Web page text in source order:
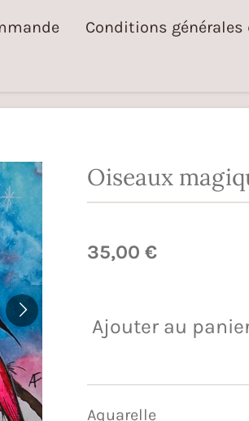
Conditions générales
Oiseaux
35,00 €
Ajouter au
Aquarelle